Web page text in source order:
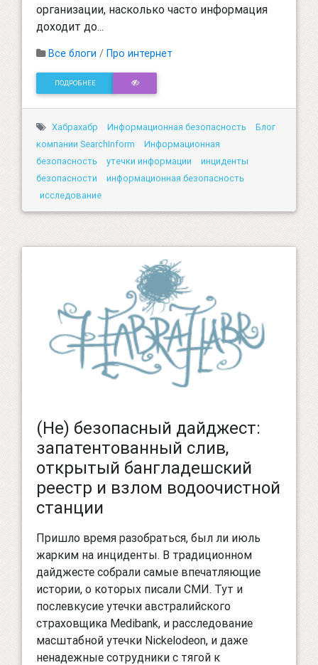
организации, насколько часто информация
доходит до...
Все блоги / Про интернет
ПОДРОБНЕЕ
Хабрахабр Информационная безопасность
Блог
компании SearchInform
Информационная
безопасность
утечки информации
инциденты
безопасности
информационная безопасность
исследование
(Не) безопасный дайджест:
запатентованный слив,
открытый бангладешский
реестр и взлом водоочистной
станции
Пришло время разобраться, был ли июль
жарким на инциденты. В традиционном
дайджесте собрали самые впечатляющие
истории, о которых писали СМИ. Тут и
послевкусие утечки австралийского
страховщика Medibank, и расследование
масштабной утечки Nickelodeon, и даже
ненадежные сотрудники с тягой к